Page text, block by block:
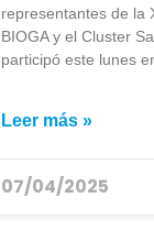
representantes de la
BIOGA y el Cluster
participó este lunes
Leer más »
07/04/2025